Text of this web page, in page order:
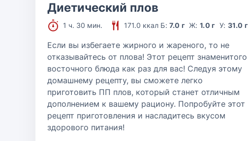
Диетический плов
1 ч. 30 мин. 171.0 ккал Б:7.0 г Ж:1.0 г У: 31.0 г
Если вы избегаете жирного и жареного, то не
отказывайтесь от плова! Этот рецепт знаменитого
восточного блюда как раз для вас! Следуя этому
домашнему рецепту, вы сможете легко
приготовить ПП плов, который станет отличным
дополнением к вашему рациону. Попробуйте этот
рецепт приготовления и насладитесь вкусом
здорового питания!